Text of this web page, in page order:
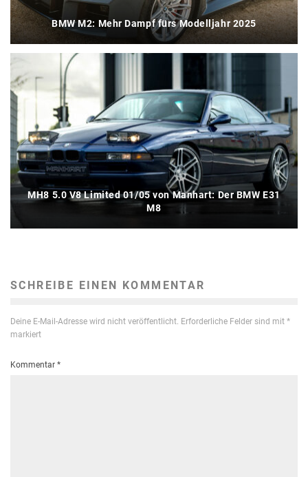
BMW M2: Mehr Dampf fürs Modelljahr 2025
MH8 5.0 V8 Limited 01/05 von Manhart: Der BMW E31
M8
SCHREIBE EINEN KOMMENTAR
Deine E-Mail-Adresse wird nicht veröffentlicht. Erforderliche Felder sind mit *
markiert
Kommentar *